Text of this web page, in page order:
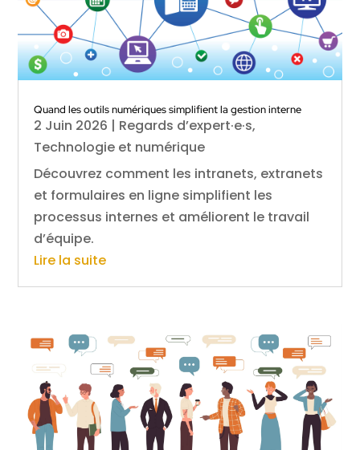
Quand les outils numériques simplifient la gestion interne
2 Juin 2026 | Regards d’expert·e·s,
Technologie et numérique
Découvrez comment les intranets, extranets
et formulaires en ligne simplifient les
processus internes et améliorent le travail
d’équipe.
Lire la suite